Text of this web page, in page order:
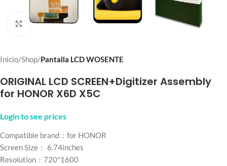
Click to enlarge
Inicio Shop Pantalla LCD WOSENTE
ORIGINAL LCD SCREEN+Digitizer Assembly
for HONOR X6D X5C
Login to see prices
Compatible brand：for HONOR
Screen Size： 6.74inches
Resolution：720*1600